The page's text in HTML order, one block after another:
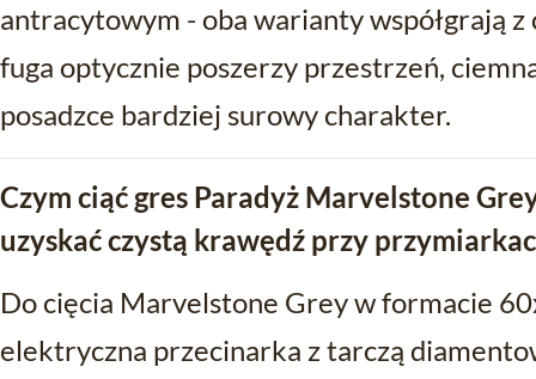
antracytowym - oba warianty współgrają z
fuga optycznie poszerzy przestrzeń,
posadzce bardziej surowy charakter.
Czym ciąć gres Paradyż Marvelstone
uzyskać czystą krawędź przy
Do cięcia Marvelstone Grey w formacie
elektryczna przecinarka z tarczą